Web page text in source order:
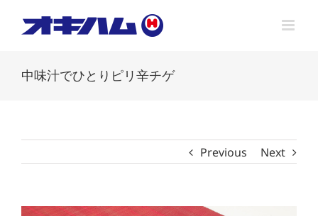
中味汁でひとりピリ辛チゲ
Previous Next